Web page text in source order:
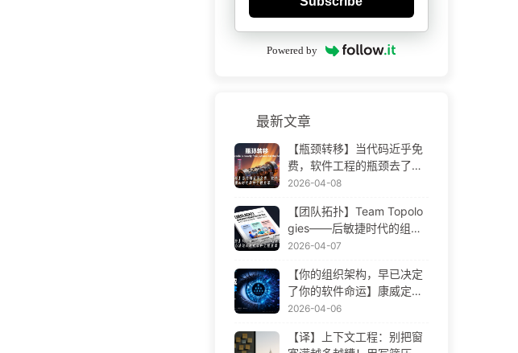
Powered by
最新文章
【瓶颈转移】当代码近乎免
费，软件工程的瓶颈去了哪
里 AI 时代软件工程变革——
2026-04-08
【团队拓扑】Team Topolo
gies——后敏捷时代的组织
设计方法论 AI 时代软件工程
2026-04-07
【你的组织架构，早已决定
了你的软件命运】康威定律
——被低估了 56 年的管理
——慢慢学AI171
2026-04-06
【译】上下文工程：别把窗